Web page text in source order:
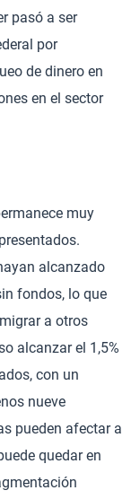
pasó a ser
por
de dinero en
en el sector
muy
alcanzado
fondos, lo que
a otros
alcanzar el 1,5%
con un
nueve
pueden afectar a
quedar en